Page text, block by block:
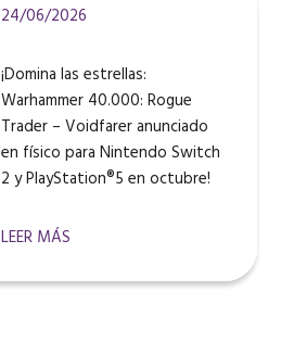
24/06/2026
¡Domina las estrellas:
Warhammer 40.000: Rogue
Trader – Voidfarer anunciado
en físico para Nintendo Switch
2 y PlayStation®5 en octubre!
LEER MÁS